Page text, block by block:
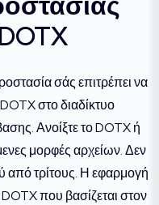
σάς επιτρέπει να
στο διαδίκτυο
Ανοίξτε το DOTX ή
μορφές αρχείων. Δεν
από τρίτους. Η εφαρμογή
που βασίζεται στον